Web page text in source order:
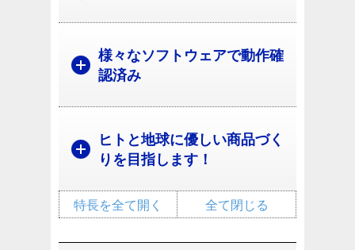
様々なソフトウェアで動作確
認済み
ヒトと地球に優しい商品づく
りを目指します！
全て閉じる
特長を全て開く